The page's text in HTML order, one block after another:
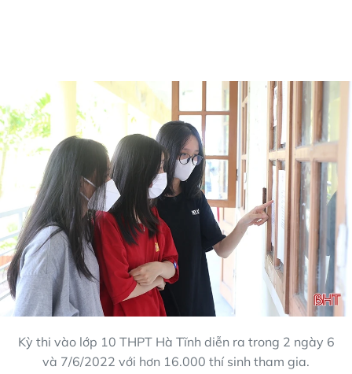
Kỳ thi vào lớp 10 THPT Hà Tĩnh diễn ra trong 2 ngày 6
và 7/6/2022 với hơn 16.000 thí sinh tham gia.